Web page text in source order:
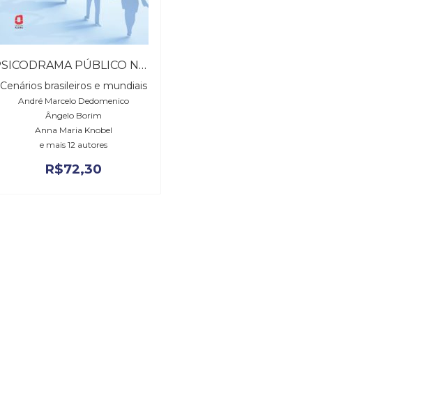
PSICODRAMA PÚBLICO NA CONTEMPORANEIDADE
Cenários brasileiros e mundiais
André Marcelo Dedomenico
Ângelo Borim
Anna Maria Knobel
e mais 12 autores
R$72,30